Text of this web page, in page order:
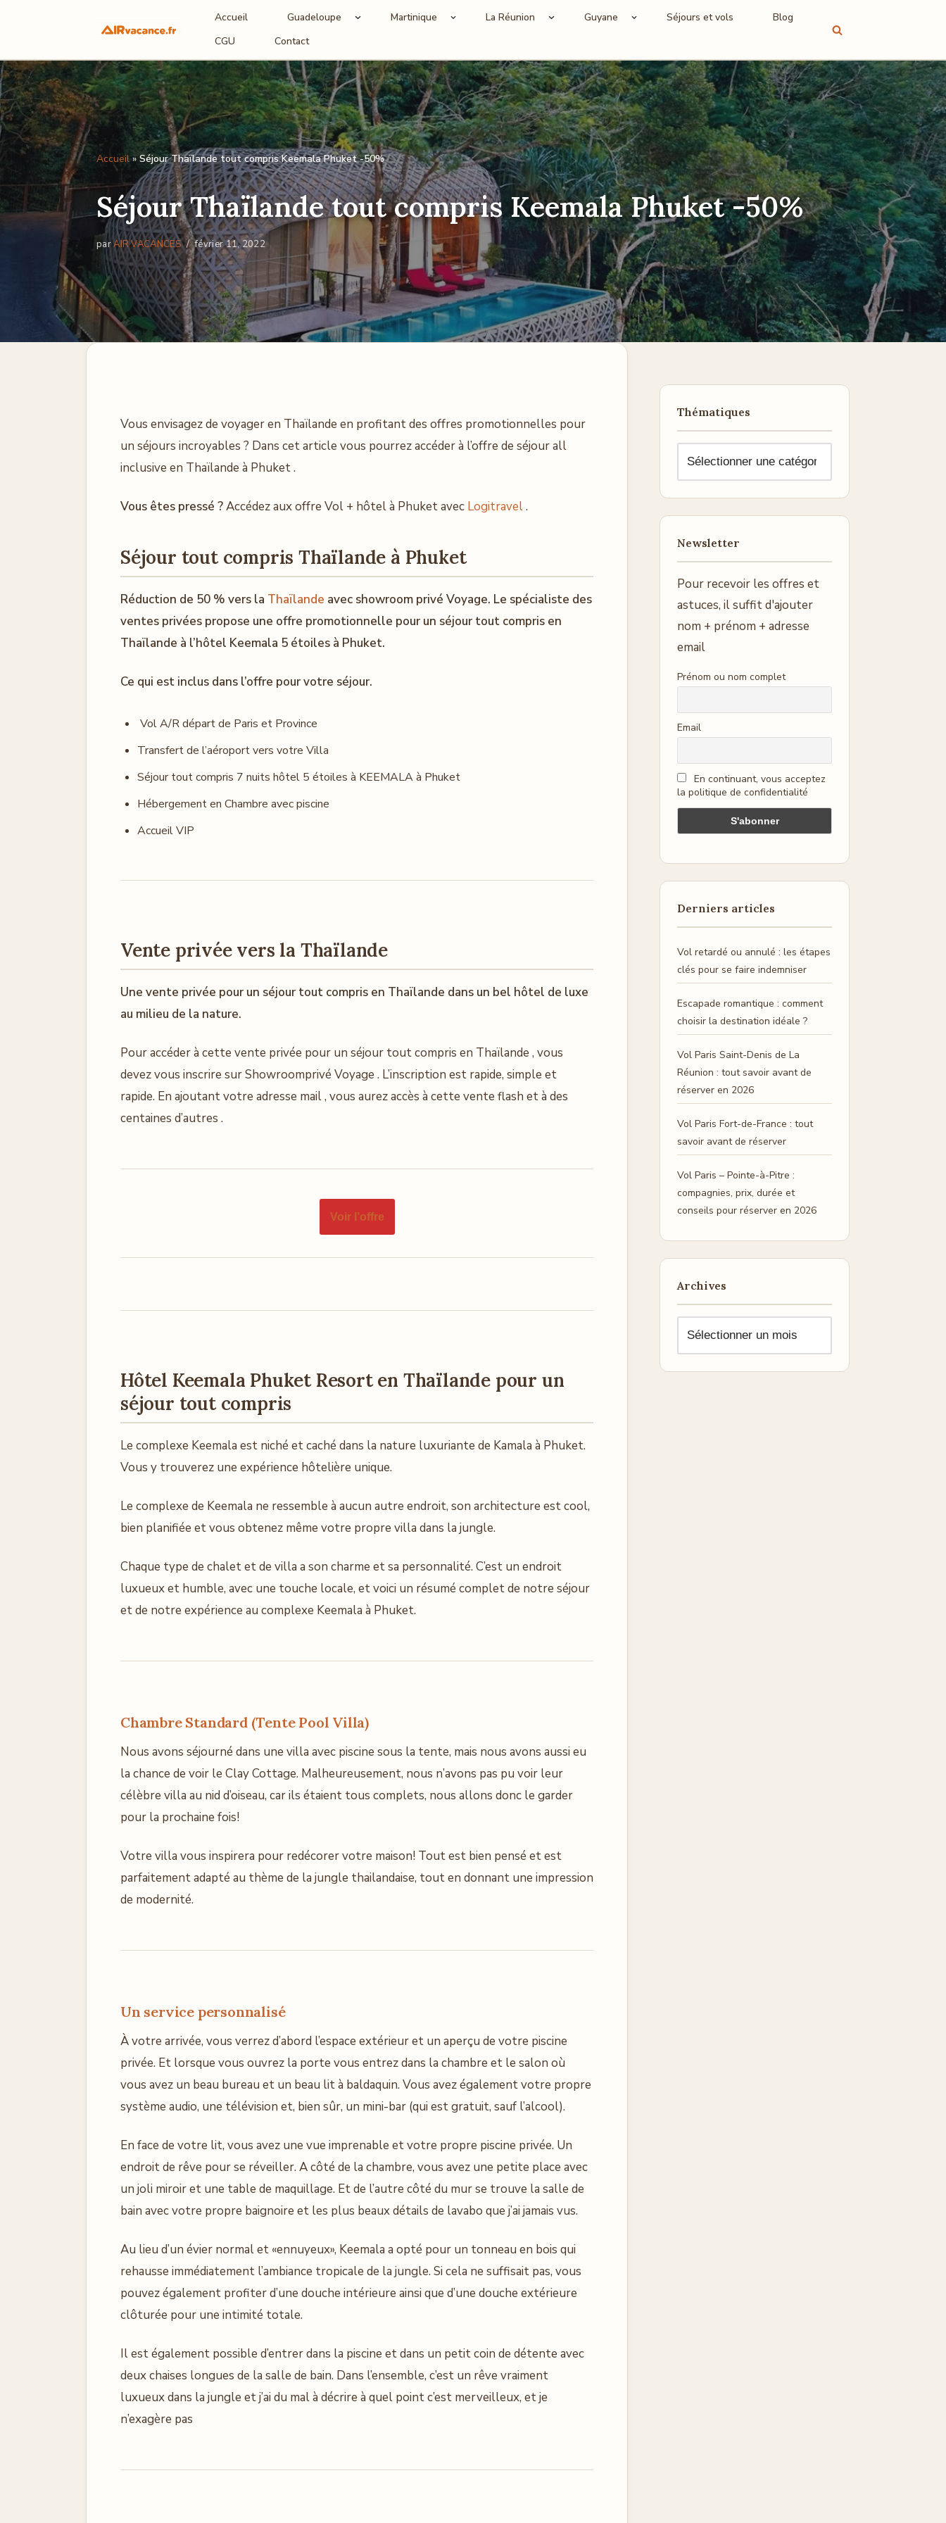
au
contenu
Accueil Guadeloupe Martinique La Réunion Guyane Séjours et vols
Blog
CGU
Contact
Accueil»Séjour Thaïlande tout compris Keemala Phuket -50%
Séjour Thaïlande tout compris Keemala Phuket -50%
parAIR VACANCES février 11, 2022
Vous envisagez de voyager en Thaïlande en profitant des offres promotionnelles pour
un séjours incroyables ? Dans cet article vous pourrez accéder à l’offre de séjour all
inclusive en Thaïlande à Phuket .
Vous êtes pressé ?Accédez aux offre Vol + hôtel à Phuket avec Logitravel.
Séjour tout compris Thaïlande à Phuket
Réduction de 50 % vers la Thaïlande avec showroom privé Voyage. Le spécialiste des
ventes privées propose une offre promotionnelle pour un séjour tout compris en
Thaïlande à l’hôtel Keemala 5 étoiles à Phuket.
Ce qui est inclus dans l’offre pour votre séjour.
Vol A/R départ de Paris et Province
Transfert de l’aéroport vers votre Villa
Séjour tout compris 7 nuits hôtel 5 étoiles à KEEMALA à Phuket
Hébergement en Chambre avec piscine
Accueil VIP
Vente privée vers la Thaïlande
Une vente privée pour un séjour tout compris en Thaïlande dans un bel hôtel de luxe
au milieu de la nature.
Pour accéder à cette vente privée pour un séjour tout compris en Thaïlande , vous
devez vous inscrire sur Showroomprivé Voyage . L’inscription est rapide, simple et
rapide. En ajoutant votre adresse mail , vous aurez accès à cette vente flash et à des
centaines d’autres .
Voir l’offre
Hôtel Keemala Phuket Resort en Thaïlande pour un
séjour tout compris
Le complexe Keemala est niché et caché dans la nature luxuriante de Kamala à Phuket.
Vous y trouverez une expérience hôtelière unique.
Le complexe de Keemala ne ressemble à aucun autre endroit, son architecture est cool,
bien planifiée et vous obtenez même votre propre villa dans la jungle.
Chaque type de chalet et de villa a son charme et sa personnalité. C’est un endroit
luxueux et humble, avec une touche locale, et voici un résumé complet de notre séjour
et de notre expérience au complexe Keemala à Phuket.
Chambre Standard (Tente Pool Villa)
Nous avons séjourné dans une villa avec piscine sous la tente, mais nous avons aussi eu
la chance de voir le Clay Cottage. Malheureusement, nous n’avons pas pu voir leur
célèbre villa au nid d’oiseau, car ils étaient tous complets, nous allons donc le garder
pour la prochaine fois!
Votre villa vous inspirera pour redécorer votre maison! Tout est bien pensé et est
parfaitement adapté au thème de la jungle thailandaise, tout en donnant une impression
de modernité.
Un service personnalisé
À votre arrivée, vous verrez d’abord l’espace extérieur et un aperçu de votre piscine
privée. Et lorsque vous ouvrez la porte vous entrez dans la chambre et le salon où
vous avez un beau bureau et un beau lit à baldaquin. Vous avez également votre propre
système audio, une télévision et, bien sûr, un mini-bar (qui est gratuit, sauf l’alcool).
En face de votre lit, vous avez une vue imprenable et votre propre piscine privée. Un
endroit de rêve pour se réveiller. A côté de la chambre, vous avez une petite place avec
un joli miroir et une table de maquillage. Et de l’autre côté du mur se trouve la salle de
bain avec votre propre baignoire et les plus beaux détails de lavabo que j’ai jamais vus.
Au lieu d’un évier normal et «ennuyeux», Keemala a opté pour un tonneau en bois qui
rehausse immédiatement l’ambiance tropicale de la jungle. Si cela ne suffisait pas, vous
pouvez également profiter d’une douche intérieure ainsi que d’une douche extérieure
clôturée pour une intimité totale.
Il est également possible d’entrer dans la piscine et dans un petit coin de détente avec
deux chaises longues de la salle de bain. Dans l’ensemble, c’est un rêve vraiment
luxueux dans la jungle et j’ai du mal à décrire à quel point c’est merveilleux, et je
n’exagère pas
Thématiques
Newsletter
Pour recevoir les offres et
astuces, il suffit d'ajouter
nom + prénom + adresse
email
Prénom ou nom complet
Email
En continuant, vous acceptez
la politique de confidentialité
Derniers articles
Vol retardé ou annulé : les étapes
clés pour se faire indemniser
Escapade romantique : comment
choisir la destination idéale ?
Vol Paris Saint-Denis de La
Réunion : tout savoir avant de
réserver en 2026
Vol Paris Fort-de-France : tout
savoir avant de réserver
Vol Paris – Pointe-à-Pitre :
compagnies, prix, durée et
conseils pour réserver en 2026
Archives